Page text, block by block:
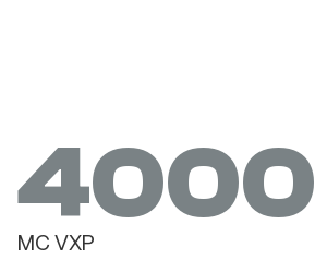
MC VXP